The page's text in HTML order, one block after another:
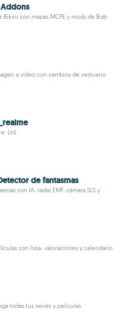
Bikini con mapas MCPE y mods de Bob
a vídeo con cambios de vestuario
Ltd.
de fantasmas
con IA, radar EMF, cámara SLS y
con lista, valoraciones y calendario
todas tus series y películas